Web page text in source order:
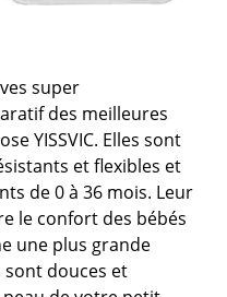
super
des meilleures
YISSVIC. Elles sont
et flexibles et
de 0 à 36 mois. Leur
le confort des bébés
une plus grande
sont douces et